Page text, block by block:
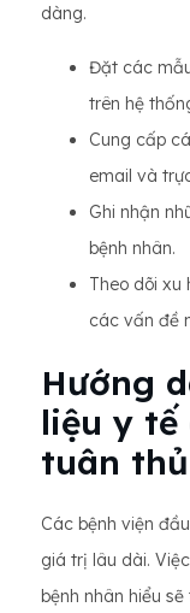
dàng.
Đặt các
trên hệ
Cung cấp
email và
Ghi nhận
bệnh nhân.
Theo dõi xu
các vấn đề
Hướng
liệu y tế
tuân
Các bệnh viện
giá trị lâu dài.
bệnh nhân hiểu